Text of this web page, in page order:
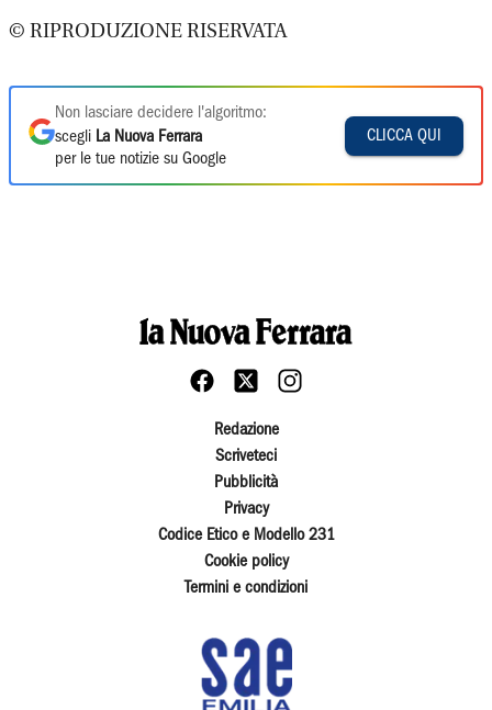
© RIPRODUZIONE RISERVATA
Non lasciare decidere l'algoritmo:
scegli La Nuova Ferrara
per le tue notizie su Google
CLICCA QUI
Redazione
Scriveteci
Pubblicità
Privacy
Codice Etico e Modello 231
Cookie policy
Termini e condizioni